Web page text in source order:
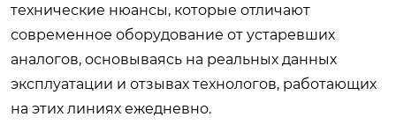
технические нюансы, которые отличают
современное оборудование от устаревших
аналогов, основываясь на реальных данных
эксплуатации и отзывах технологов, работающих
на этих линиях ежедневно.